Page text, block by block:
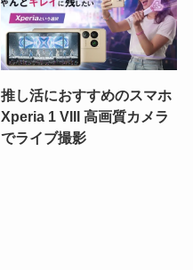
推し活におすすめのスマホ
Xperia 1 VIII 高画質カメラ
でライブ撮影